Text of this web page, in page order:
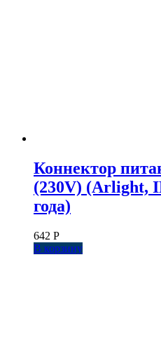
Коннектор
(230V) (Arlight,
года)
642 Р
В корзину